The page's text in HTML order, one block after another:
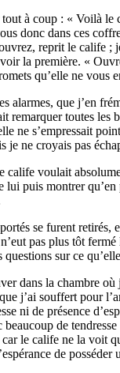
à coup : « Voilà le
donc dans ces
reprit le calife ;
la première. «
qu’elle ne vous
alarmes, que j’en
remarquer toutes les
ne s’empressait
je ne croyais pas
voulait
lui puis montrer
se furent
pas plus tôt
sur ce
dans la chambre où
j’ai souffert pour
ni de présence
de
le calife ne la voit
de